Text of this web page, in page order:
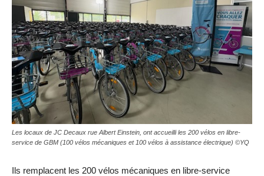
Les locaux de JC Decaux rue Albert Einstein, ont accueilli les 200 vélos en libre-
service de GBM (100 vélos mécaniques et 100 vélos à assistance électrique) ©YQ
Ils remplacent les 200 vélos mécaniques en libre-service